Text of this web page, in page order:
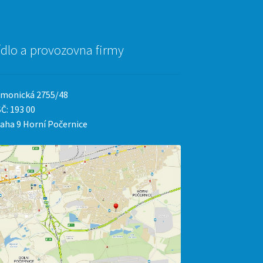
a provozovna firmy
2755/48
193 00
9 Horní Počernice